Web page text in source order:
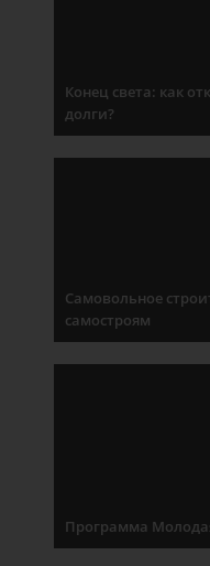
Конец света: как
долги?
Самовольное
самостроям
Программа